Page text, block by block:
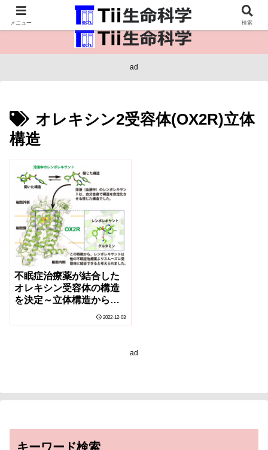
医療保健・生命・生物の情報インフラ。
ad
オレキシン2受容体(OX2R)立体
構造
不眠症治療薬が結合した
オレキシン受容体の構造
を決定～立体構造から合
けて～
2022-12-03
ad
キーワード検索
メニュー 検索